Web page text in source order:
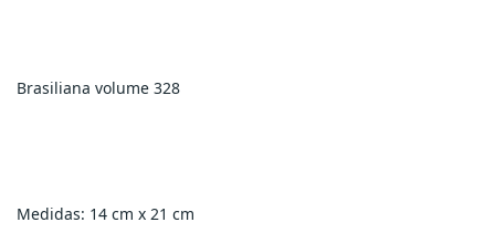
Brasiliana volume 328
Medidas: 14 cm x 21 cm